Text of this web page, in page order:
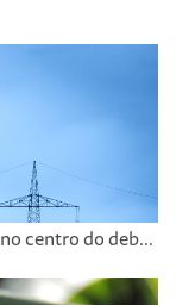
centro do deb...